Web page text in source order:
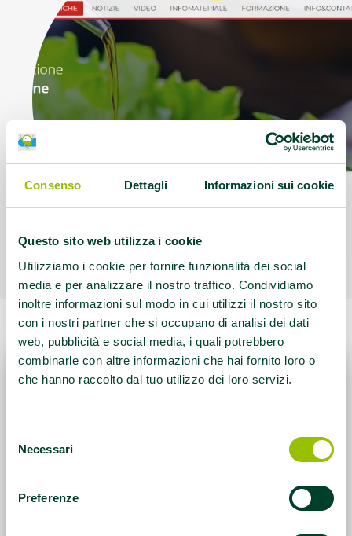
Consenso Dettagli Informazioni sui cookie
Questo sito web utilizza i cookie
Utilizziamo i cookie per fornire funzionalità dei social
media e per analizzare il nostro traffico. Condividiamo
inoltre informazioni sul modo in cui utilizzi il nostro sito
con i nostri partner che si occupano di analisi dei dati
web, pubblicità e social media, i quali potrebbero
combinarle con altre informazioni che hai fornito loro o
che hanno raccolto dal tuo utilizzo dei loro servizi.
delNecessari
Preferenze